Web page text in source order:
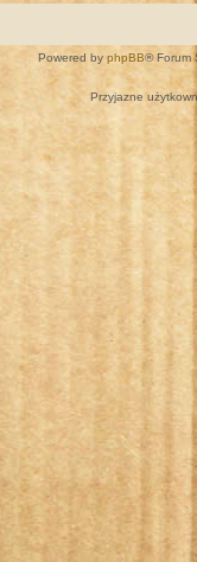
Powered by phpBB® Forum
Przyjazne